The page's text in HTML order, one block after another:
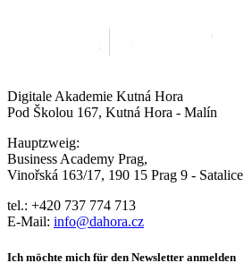
Digitale Akademie Kutná Hora
Pod Školou 167, Kutná Hora - Malín
Hauptzweig:
Business Academy Prag,
Vinořská 163/17, 190 15 Prag 9 - Satalice
tel.: +420 737 774 713
E-Mail: info@dahora.cz
Ich möchte mich für den Newsletter anmelden